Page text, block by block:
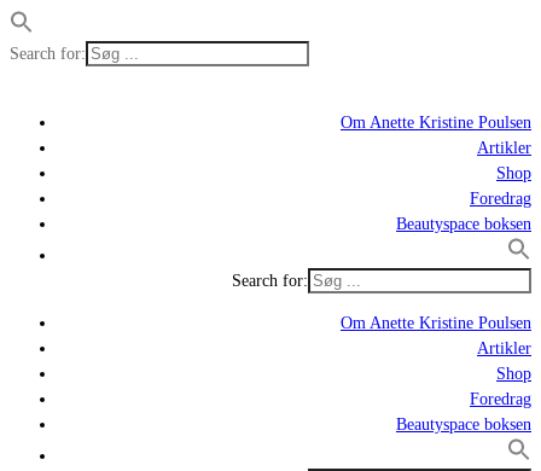
Search for:
Om Anette Kristine Poulsen
Artikler
Shop
Foredrag
Beautyspace boksen
Search for:
Om Anette Kristine Poulsen
Artikler
Shop
Foredrag
Beautyspace boksen